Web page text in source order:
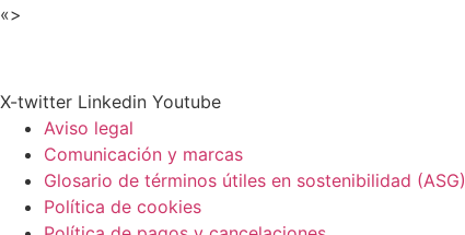
«>
X-twitter Linkedin Youtube
Aviso legal
Comunicación y marcas
Glosario de términos útiles en sostenibilidad (ASG)
Política de cookies